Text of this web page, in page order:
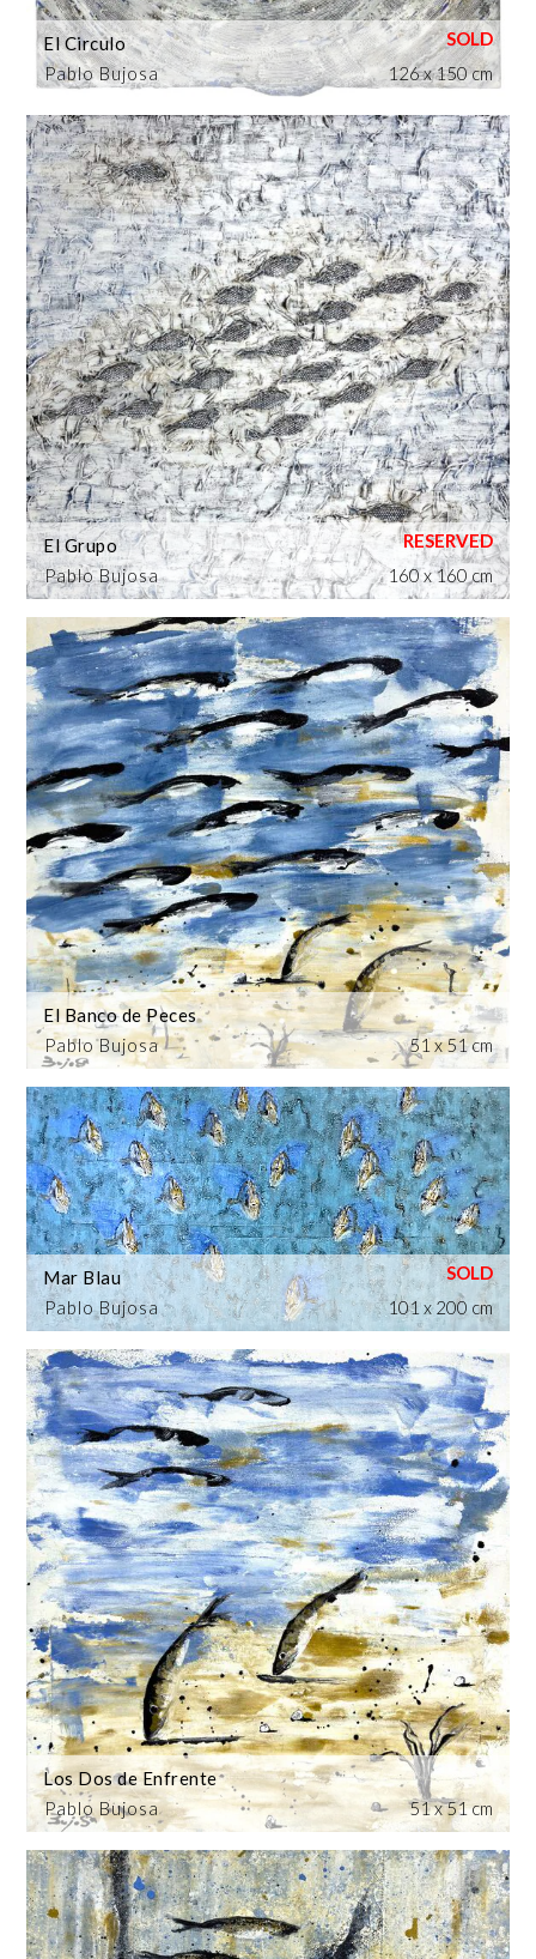
Pablo Bujosa
El Circulo
126 x 150 cm
Pablo Bujosa
El Grupo
160 x 160 cm
Pablo Bujosa
El Banco de Peces
51 x 51 cm
Pablo Bujosa
Mar Blau
101 x 200 cm
Pablo Bujosa
Los Dos de Enfrente
51 x 51 cm